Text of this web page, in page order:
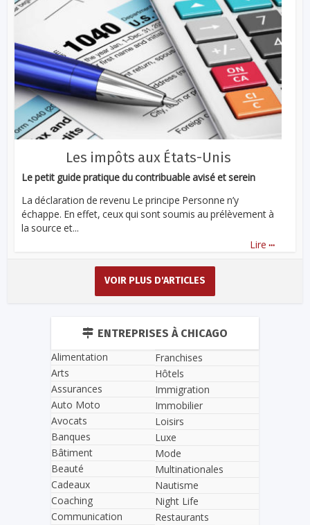
Les impôts aux États-Unis
Le petit guide pratique du contribuable avisé et serein
La déclaration de revenu Le principe Personne n’y
échappe. En effet, ceux qui sont soumis au prélèvement à
la source et...
Lire ...
VOIR PLUS D'ARTICLES
ENTREPRISES À CHICAGO
Alimentation
Arts
Assurances
Auto Moto
Avocats
Banques
Bâtiment
Beauté
Cadeaux
Coaching
Communication
Franchises
Hôtels
Immigration
Immobilier
Loisirs
Luxe
Mode
Multinationales
Nautisme
Night Life
Restaurants